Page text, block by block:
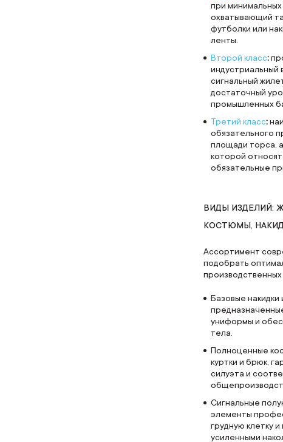
при
охватывающий
футболки или
ленты.
Второй класс:
индустриальный
сигнальный
достаточный
промышленных
Третий класс:
обязательного
площади торса,
которой
обязательные
ВИДЫ ИЗДЕЛИЙ:
КОСТЮМЫ,
Ассортимент
подобрать
производственных
Базовые накидки
униформы и
тела.
Полноценные
куртки и брюк,
силуэта и
Сигнальные
элементы
грудную клетку
усиленными